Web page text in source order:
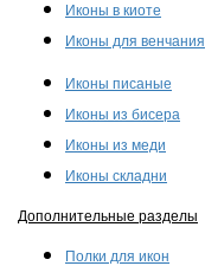
Иконы в киоте
Иконы для венчания
Иконы писаные
Иконы из бисера
Иконы из меди
Иконы складни
Дополнительные разделы
Полки для икон